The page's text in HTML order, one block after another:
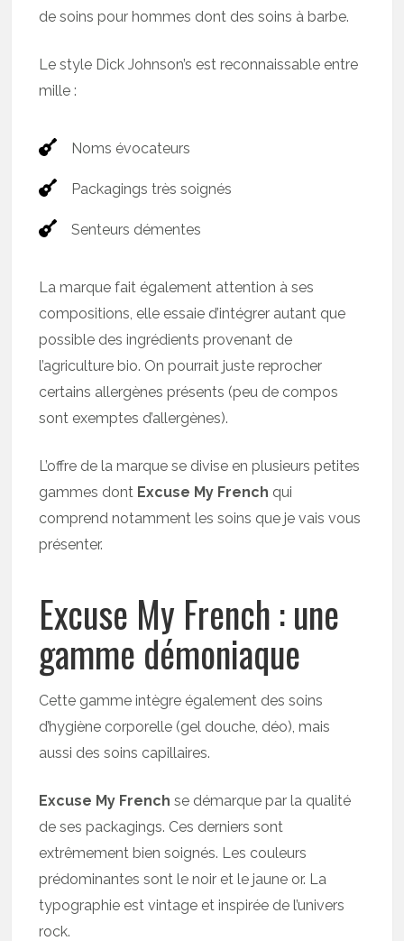
de soins pour hommes dont des soins à barbe.
Le style Dick Johnson’s est reconnaissable entre
mille :
Noms évocateurs
Packagings très soignés
Senteurs démentes
La marque fait également attention à ses
compositions, elle essaie d’intégrer autant que
possible des ingrédients provenant de
l’agriculture bio. On pourrait juste reprocher
certains allergènes présents (peu de compos
sont exemptes d’allergènes).
L’offre de la marque se divise en plusieurs petites
gammes dont Excuse My French qui
comprend notamment les soins que je vais vous
présenter.
Excuse My French : une
gamme démoniaque
Cette gamme intègre également des soins
d’hygiène corporelle (gel douche, déo), mais
aussi des soins capillaires.
Excuse My French se démarque par la qualité
de ses packagings. Ces derniers sont
extrêmement bien soignés. Les couleurs
prédominantes sont le noir et le jaune or. La
typographie est vintage et inspirée de l’univers
rock.